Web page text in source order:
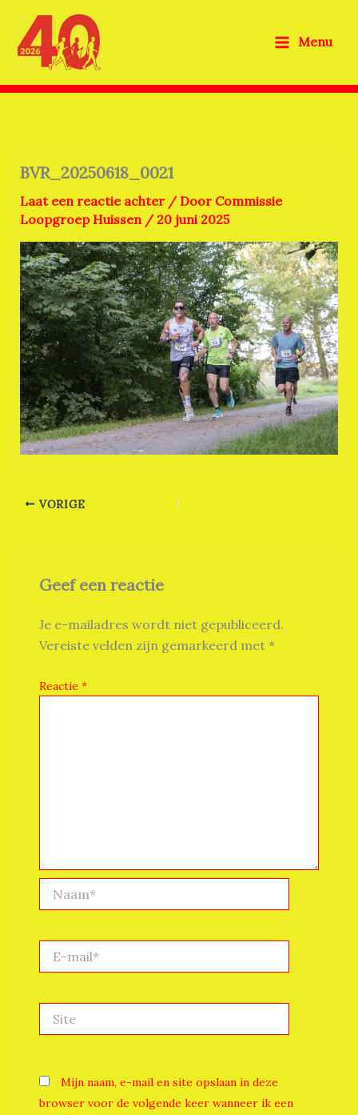
naar
Menu
BVR_20250618_0021
Laat een reactie achter / Door Commissie
Loopgroep Huissen / 20 juni 2025
VORIGE
Geef een reactie
Je e-mailadres wordt niet gepubliceerd.
Vereiste velden zijn gemarkeerd met *
Reactie *
mail*
Mijn naam, e-mail en site opslaan in deze
browser voor de volgende keer wanneer ik een